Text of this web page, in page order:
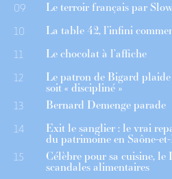
09 Le terroir français par
10 La table 42, l’infini
11 Le chocolat à l’affiche
12 Le patron de Bigard
soit « discipliné »
13 Bernard Demenge parade
14 Exit le sanglier : le vrai
du patrimoine en Saône-
15 Célèbre pour sa cuisine, le
scandales alimentaires